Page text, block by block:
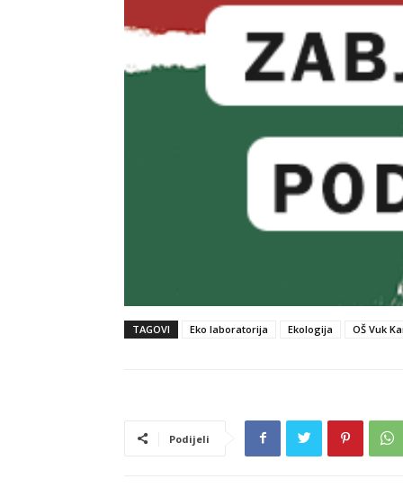
TAGOVI Eko laboratorija Ekologija OŠ Vuk
Podijeli